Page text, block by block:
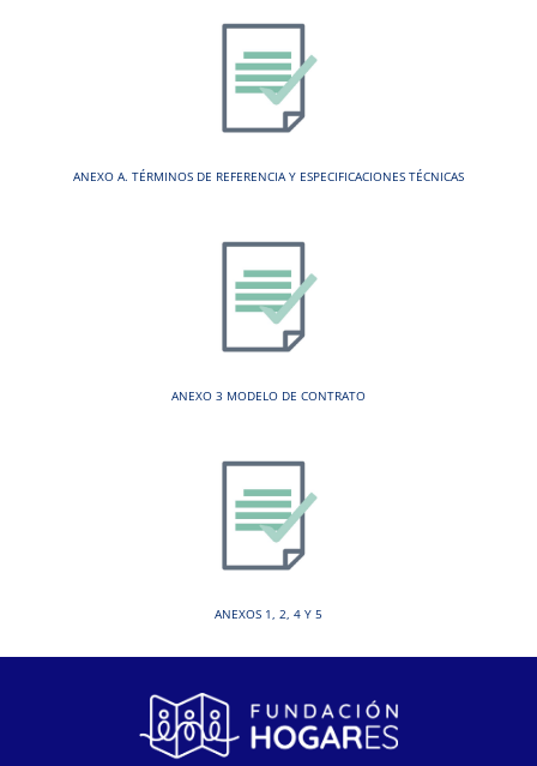
ANEXO A. TÉRMINOS DE REFERENCIA Y ESPECIFICACIONES TÉCNICAS
ANEXO 3 MODELO DE CONTRATO
ANEXOS 1, 2, 4 Y 5